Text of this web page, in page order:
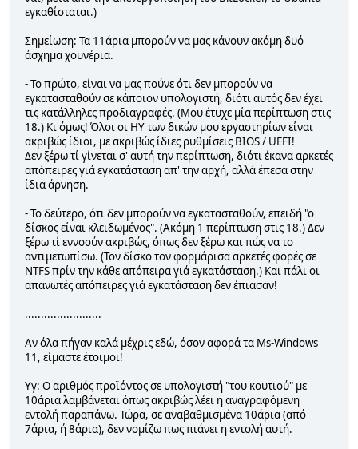
εγκαθίσταται.)
Σημείωση: Τα 11άρια μπορούν να μας κάνουν ακόμη δυό
άσχημα χουνέρια.
- Το πρώτο, είναι να μας πούνε ότι δεν μπορούν να
εγκατασταθούν σε κάποιον υπολογιστή, διότι αυτός δεν έχει
τις κατάλληλες προδιαγραφές. (Μου έτυχε μία περίπτωση στις
18.) Κι όμως! Όλοι οι ΗΥ των δικών μου εργαστηρίων είναι
ακριβώς ίδιοι, με ακριβώς ίδιες ρυθμίσεις BIOS / UEFI!
Δεν ξέρω τί γίνεται σ' αυτή την περίπτωση, διότι έκανα αρκετές
απόπειρες γιά εγκατάσταση απ' την αρχή, αλλά έπεσα στην
ίδια άρνηση.
- Το δεύτερο, ότι δεν μπορούν να εγκατασταθούν, επειδή "ο
δίσκος είναι κλειδωμένος". (Ακόμη 1 περίπτωση στις 18.) Δεν
ξέρω τί εννοούν ακριβώς, όπως δεν ξέρω και πώς να το
αντιμετωπίσω. (Τον δίσκο τον φορμάρισα αρκετές φορές σε
NTFS πρίν την κάθε απόπειρα γιά εγκατάσταση.) Και πάλι οι
απανωτές απόπειρες γιά εγκατάσταση δεν έπιασαν!
........................
Αν όλα πήγαν καλά μέχρις εδώ, όσον αφορά τα Ms-Windows
11, είμαστε έτοιμοι!
Υγ: Ο αριθμός προϊόντος σε υπολογιστή "του κουτιού" με
10άρια λαμβάνεται όπως ακριβώς λέει η αναγραφόμενη
εντολή παραπάνω. Τώρα, σε αναβαθμισμένα 10άρια (από
7άρια, ή 8άρια), δεν νομίζω πως πιάνει η εντολή αυτή.